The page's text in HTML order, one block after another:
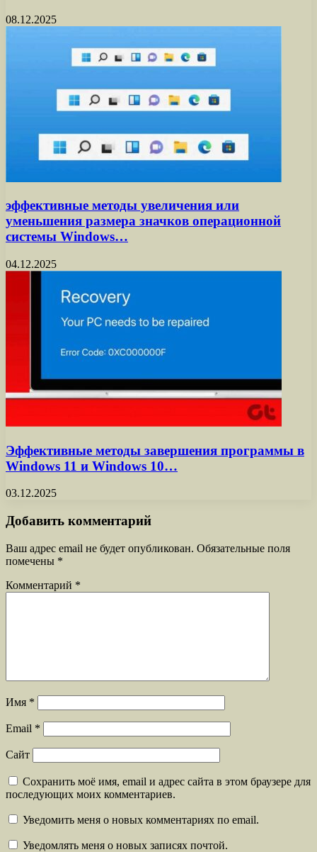
08.12.2025
эффективные методы увеличения или
уменьшения размера значков операционной
системы Windows…
04.12.2025
Эффективные методы завершения программы в
Windows 11 и Windows 10…
03.12.2025
Добавить комментарий
Ваш адрес email не будет опубликован. Обязательные поля
помечены *
Комментарий *
Имя *
Email *
Сайт
Сохранить моё имя, email и адрес сайта в этом браузере для
последующих моих комментариев.
Уведомить меня о новых комментариях по email.
Уведомлять меня о новых записях почтой.